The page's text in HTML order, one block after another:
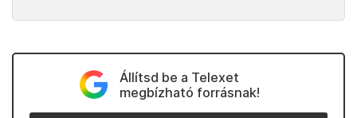
Állítsd be a Telexet
megbízható forrásnak!